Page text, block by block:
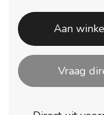
Aan
Vraag